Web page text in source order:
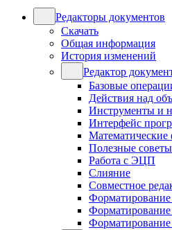
Редакторы документов
Скачать
Общая информация
История изменений
Редактор
Базовые
Действия над
Инструменты и
Интерфейс
Полезные советы
Работа с ЭЦП
Слияние
Совместное
Форматирование
Форматирование